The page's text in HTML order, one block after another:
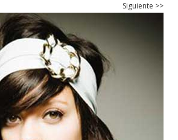
Siguiente >>